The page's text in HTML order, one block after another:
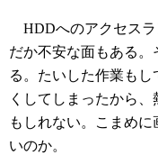
HDDへのアクセスラ
だか不安な面もある。
る。たいした作業も
くしてしまったから
もしれない。こまめ
いのか。